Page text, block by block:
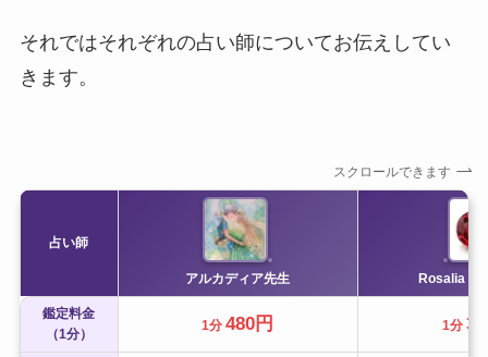
それではそれぞれの占い師についてお伝えしてい
きます。
スクロールできます
占い師
アルカディア先生 Rosalia
鑑定料金
（1分）
1分480円 1分